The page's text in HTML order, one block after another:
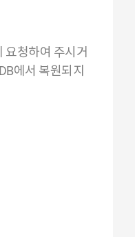
요청하여 주시거
에서 복원되지